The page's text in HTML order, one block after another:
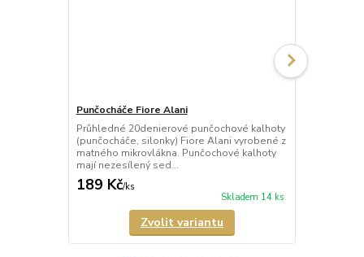
Punčocháče Fiore Alani
Průhledné 20denierové punčochové kalhoty
(punčocháče, silonky) Fiore Alani vyrobené z
matného mikrovlákna. Punčochové kalhoty
mají nezesílený sed...
189 Kč/ks
Skladem 14 ks
Zvolit variantu